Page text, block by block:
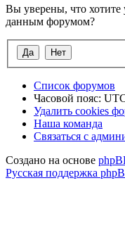
Вы уверены, что хотите
данным форумом?
Список форумов
Часовой пояс:
Удалить cookies
Наша команда
Связаться с
Создано на основе
Русская поддержка